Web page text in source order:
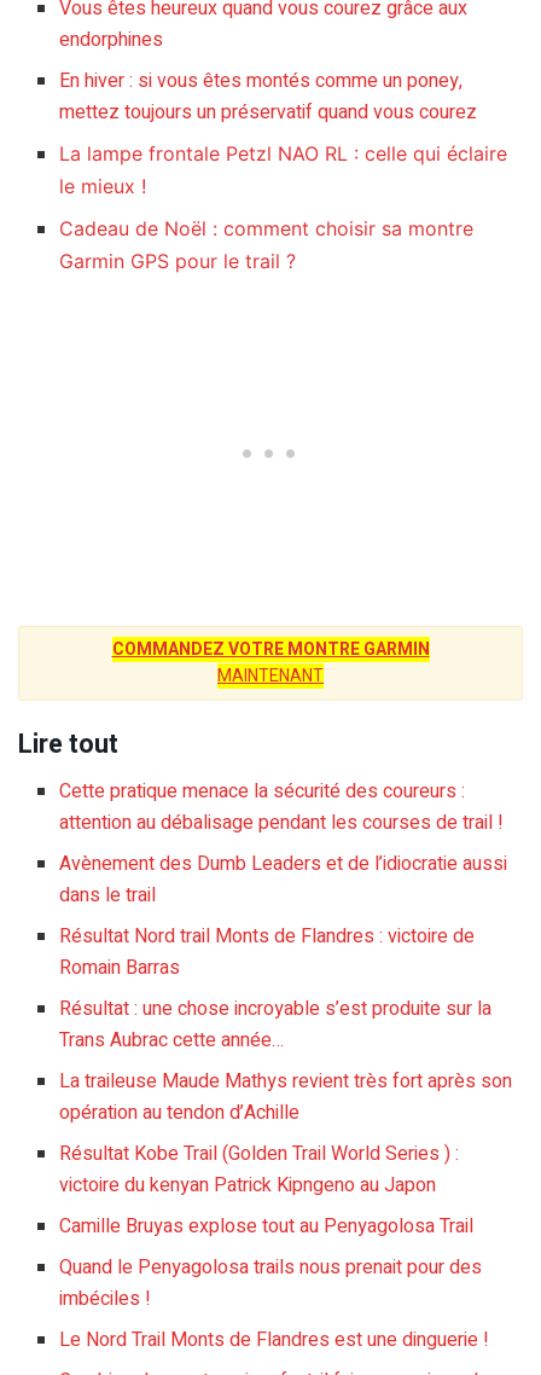
Vous êtes heureux quand vous courez grâce aux
endorphines
En hiver : si vous êtes montés comme un poney,
mettez toujours un préservatif quand vous courez
La lampe frontale Petzl NAO RL : celle qui éclaire
le mieux !
Cadeau de Noël : comment choisir sa montre
Garmin GPS pour le trail ?
COMMANDEZ VOTRE MONTRE GARMIN
MAINTENANT
Lire tout
Cette pratique menace la sécurité des coureurs :
attention au débalisage pendant les courses de trail !
Avènement des Dumb Leaders et de l’idiocratie aussi
dans le trail
Résultat Nord trail Monts de Flandres : victoire de
Romain Barras
Résultat : une chose incroyable s’est produite sur la
Trans Aubrac cette année…
La traileuse Maude Mathys revient très fort après son
opération au tendon d’Achille
Résultat Kobe Trail (Golden Trail World Series ) :
victoire du kenyan Patrick Kipngeno au Japon
Camille Bruyas explose tout au Penyagolosa Trail
Quand le Penyagolosa trails nous prenait pour des
imbéciles !
Le Nord Trail Monts de Flandres est une dinguerie !